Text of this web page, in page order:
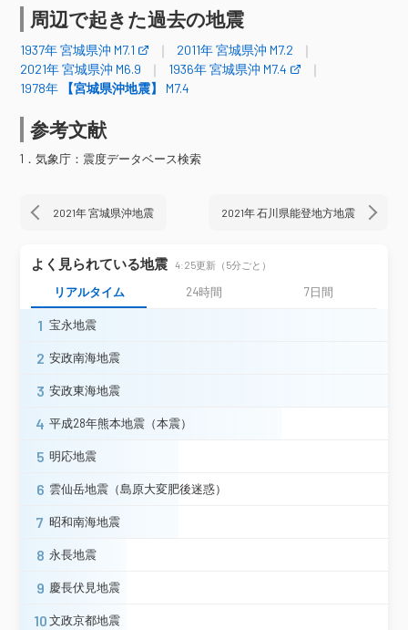
岩沼市桜＊ 蔵王町円田＊
宮城川崎町前川＊
仙台宮城野区苦竹＊
仙台泉区将監＊
石巻市鮎川浜＊
石巻市大街道南＊
石巻市北上町＊
石巻市前谷地＊
福島県
南相馬市鹿島区西町＊
震度4
青森県
五戸町古舘
青森南部町苫米地＊
おいらせ町中下田＊
岩手県
宮古市五月町＊
大船渡市盛町＊
盛岡市渋民＊ 二戸市浄法寺町＊
周辺で起きた過去の地震
1937年 宮城県沖 M7.1
2011年 宮城県沖 M7.2
2021年 宮城県沖 M6.9
1936年 宮城県沖 M7.4
1978年
【宮城県沖地震】 M7.4
参考文献
1．気象庁：震度データベース検索
2021年 宮城県沖地震 2021年 石川県能登地方地震
よく見られている地震 4:25更新（5分ごと）
リアルタイム 24時間 7日間
1 宝永地震
2 安政南海地震
3 安政東海地震
4 平成28年熊本地震（本震）
5 明応地震
6 雲仙岳地震（島原大変肥後迷惑）
7 昭和南海地震
8 永長地震
9 慶長伏見地震
10 文政京都地震